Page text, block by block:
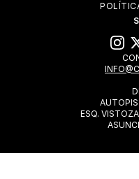
ESQ.